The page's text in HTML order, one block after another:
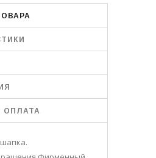
ОПЛАТА